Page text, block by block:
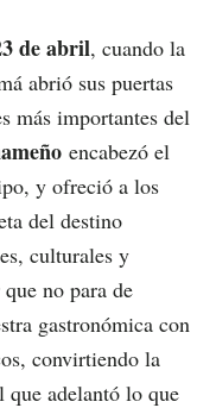
de abril, cuando la
abrió sus puertas
más importantes del
encabezó el
y ofreció a los
del destino
culturales y
no para de
gastronómica con
convirtiendo la
que adelantó lo que